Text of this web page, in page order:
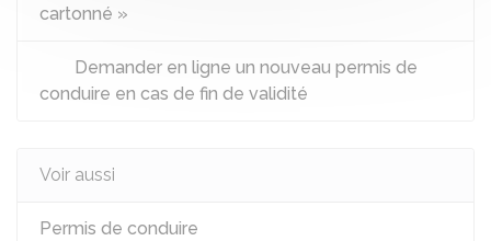
cartonné »
Demander en ligne un nouveau permis de
conduire en cas de fin de validité
Voir aussi
Permis de conduire